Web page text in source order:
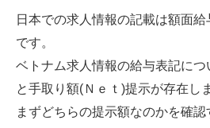
日本での求人情報の記載は額面
です。
ベトナム求人情報の給与表記に
と手取り額(Ｎｅｔ)提示が存在し
まずどちらの提示額なのかを確認